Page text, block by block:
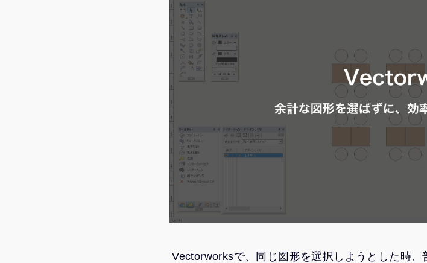
Vectorworksで、同じ図形を選択しようとした時、